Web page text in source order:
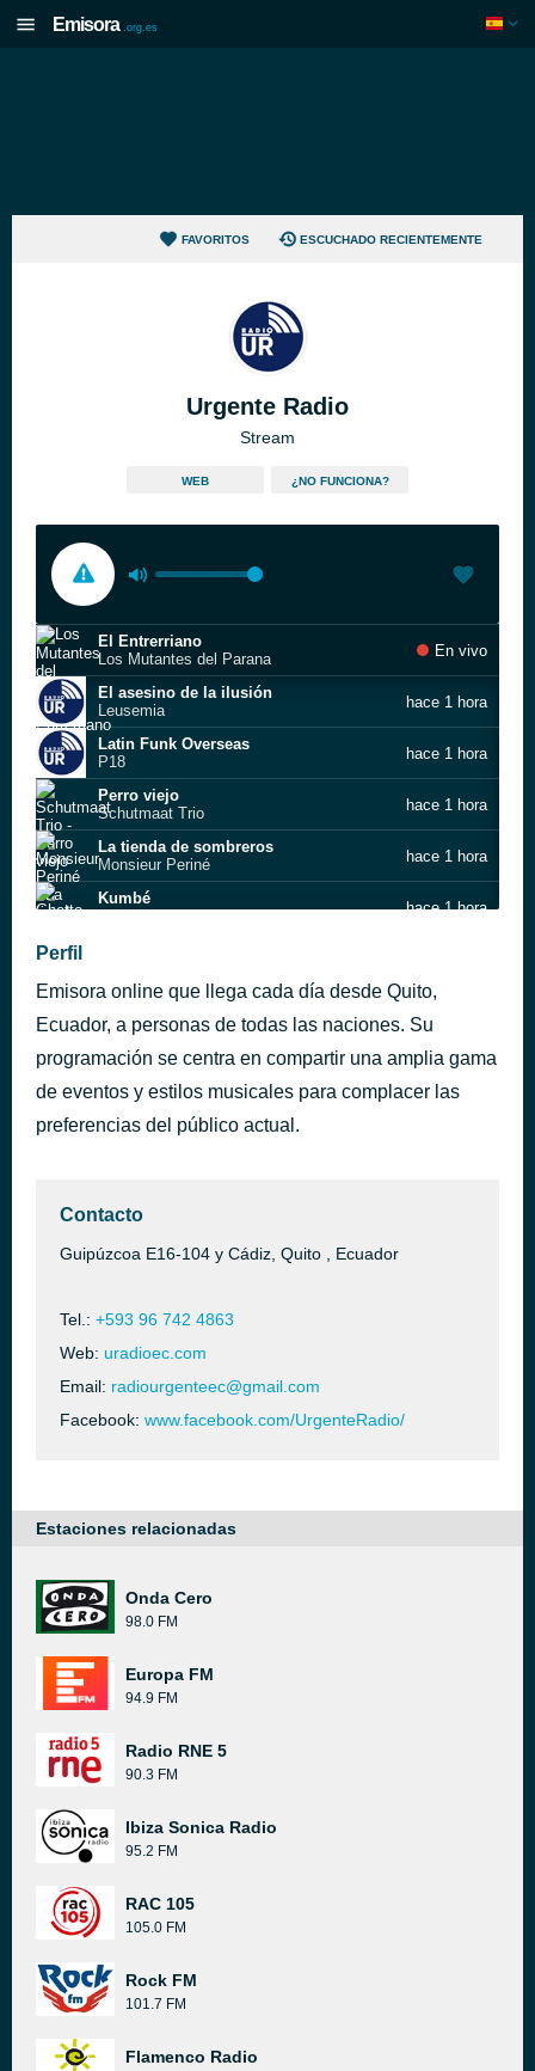
Emisora .org.es
FAVORITOS ESCUCHADO RECIENTEMENTE
Urgente Radio
Stream
WEB ¿NO FUNCIONA?
El Entrerriano
Los Mutantes del Parana
En vivo
El asesino de la ilusión
Leusemia
hace 1 hora
Latin Funk Overseas
P18
hace 1 hora
Perro viejo
Schutmaat Trio
hace 1 hora
La tienda de sombreros
Monsieur Periné
hace 1 hora
Kumbé
hace 1 hora
Paraiso
Flavia Coelho
Calaveras y diablitos
Los Fabulosos Cadillacs
hace 3 horas
Río Arriba
Chancha Vía Circuito
Perfil
Emisora online que llega cada día desde Quito,
Ecuador, a personas de todas las naciones. Su
programación se centra en compartir una amplia gama
de eventos y estilos musicales para complacer las
preferencias del público actual.
Contacto
Guipúzcoa E16-104 y Cádiz, Quito , Ecuador
Tel.: +593 96 742 4863
Web: uradioec.com
Email: radiourgenteec@gmail.com
Facebook: www.facebook.com/UrgenteRadio/
Estaciones relacionadas
Onda Cero
98.0 FM
Europa FM
94.9 FM
Radio RNE 5
90.3 FM
Ibiza Sonica Radio
95.2 FM
RAC 105
105.0 FM
Rock FM
101.7 FM
Flamenco Radio